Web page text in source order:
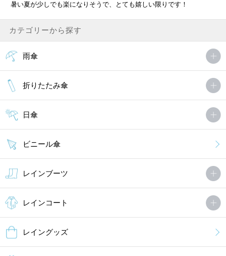
暑い夏が少しでも楽になりそうで、とても嬉しい限りです！
カテゴリーから探す
雨傘
折りたたみ傘
日傘
ビニール傘
レインブーツ
レインコート
レイングッズ